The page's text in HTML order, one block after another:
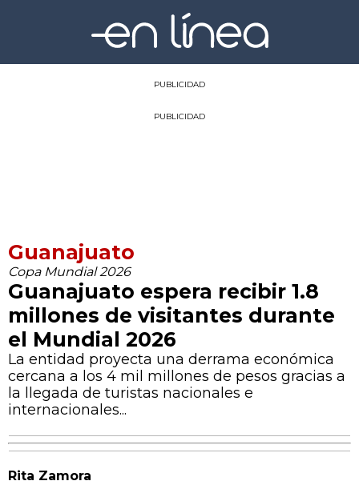
PUBLICIDAD
PUBLICIDAD
Guanajuato
Copa Mundial 2026
Guanajuato espera recibir 1.8
millones de visitantes durante
el Mundial 2026
La entidad proyecta una derrama económica
cercana a los 4 mil millones de pesos gracias a
la llegada de turistas nacionales e
internacionales...
Rita Zamora